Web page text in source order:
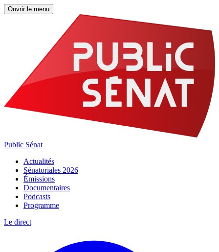
Ouvrir le menu
Public Sénat
Actualités
Sénatoriales 2026
Émissions
Documentaires
Podcasts
Programme
Le direct